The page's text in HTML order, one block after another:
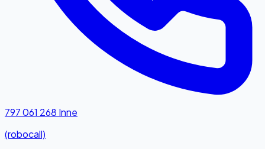
797 061 268 Inne
(robocall)